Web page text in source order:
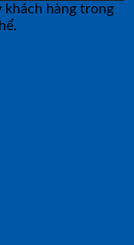
hàng trong